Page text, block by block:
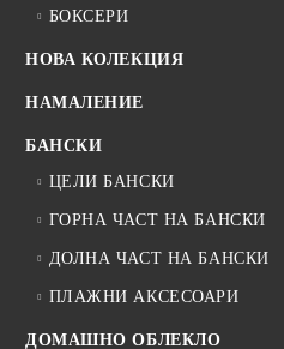
БОКСЕРИ
НОВА КОЛЕКЦИЯ
НАМАЛЕНИЕ
БАНСКИ
ЦЕЛИ БАНСКИ
ГОРНА ЧАСТ НА БАНСКИ
ДОЛНА ЧАСТ НА БАНСКИ
ПЛАЖНИ АКСЕСОАРИ
ДОМАШНО ОБЛЕКЛО